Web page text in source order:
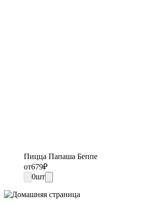
Пицца Папаша Беппе
от679₽
0шт